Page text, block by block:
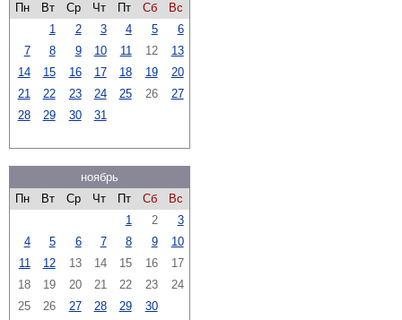
Пн
Вт Ср Чт Пт Сб
Вс
1
2 3 4 5
6
7
8 9 10 11 12
13
14
15 16 17 18 19
20
21
22 23 24 25 26
27
28
29 30 31
ноябрь
Пн
Вт Ср Чт Пт Сб
Вс
1
2
3
4
5 6 7 8 9
10
11
12 13 14 15 16
17
18
19 20 21 22 23
24
25
26 27 28 29 30